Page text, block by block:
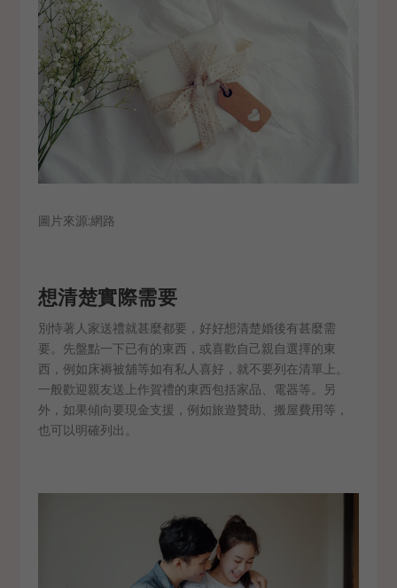
圖片來源:網路
想清楚實際需要
別恃著人家送禮就甚麼都要，好好想清楚婚後有甚麼需
要。先盤點一下已有的東西，或喜歡自己親自選擇的東
西，例如床褥被舖等如有私人喜好，就不要列在清單上。
一般歡迎親友送上作賀禮的東西包括家品、電器等。另
外，如果傾向要現金支援，例如旅遊贊助、搬屋費用等，
也可以明確列出。